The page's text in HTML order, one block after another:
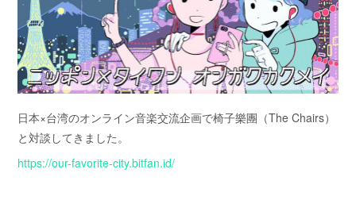
日本×台湾のオンライン音楽交流企画で椅子樂團（The Chairs）
と対談してきました。
https://our-favorite-city.bitfan.id/